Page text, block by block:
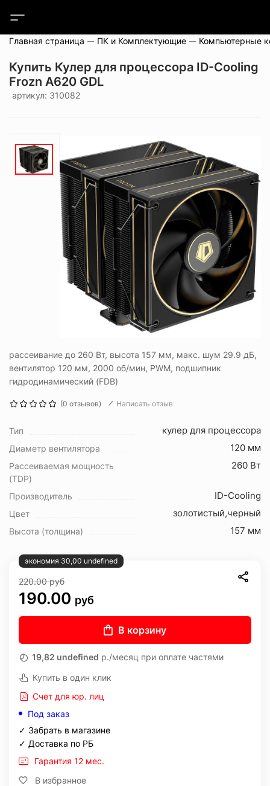
Главная страница ПК и Комплектующие Компьютерные
Купить Кулер для процессора ID-Cooling
Frozn A620 GDL
артикул: 310082
рассеивание до 260 Вт, высота 157 мм, макс. шум 29.9 дБ,
вентилятор 120 мм, 2000 об/мин, PWM, подшипник
гидродинамический (FDB)
(0 отзывов) Написать отзыв
Тип кулер для процессора
Диаметр вентилятора 120 мм
Рассеиваемая мощность
(TDP)
260 Вт
Производитель ID-Cooling
Цвет золотистый,черный
Высота (толщина) 157 мм
экономия 30,00 undefined
220.00руб
190.00 руб
В корзину
19,82 undefined р./месяц при оплате частями
Купить в один клик
Счет для юр. лиц
Под заказ
✓ Забрать в магазине
✓ Доставка по РБ
Гарантия 12 мес.
В избранное